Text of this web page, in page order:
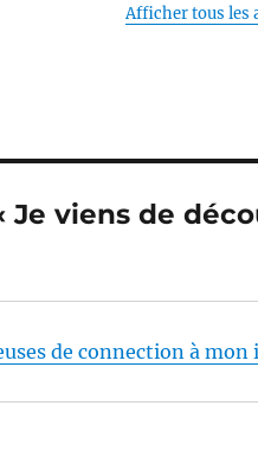
Afficher tous les
Je viens de
de connection à